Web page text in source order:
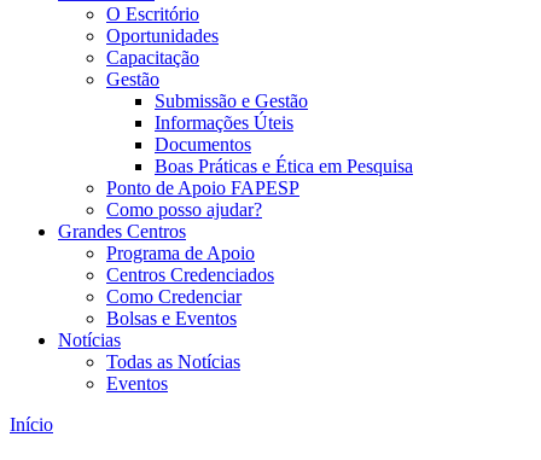
O Escritório
Oportunidades
Capacitação
Gestão
Submissão e Gestão
Informações Úteis
Documentos
Boas Práticas e Ética em Pesquisa
Ponto de Apoio FAPESP
Como posso ajudar?
Grandes Centros
Programa de Apoio
Centros Credenciados
Como Credenciar
Bolsas e Eventos
Notícias
Todas as Notícias
Eventos
Início